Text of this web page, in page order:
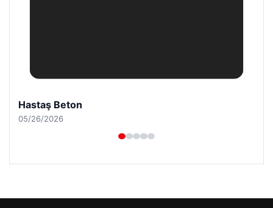
Prenses Night Club
04/29/2026